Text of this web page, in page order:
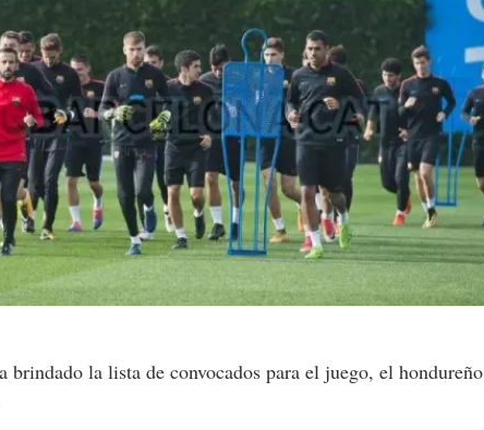
brindado la lista de convocados para el juego, el hondureño